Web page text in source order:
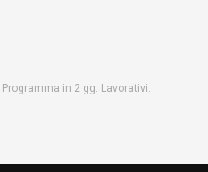
in 2 gg. Lavorativi.